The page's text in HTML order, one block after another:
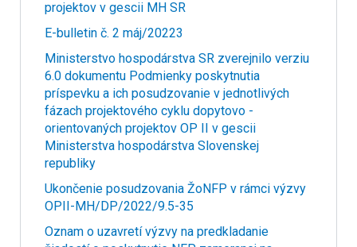
projektov v gescii MH SR
E-bulletin č. 2 máj/20223
Ministerstvo hospodárstva SR zverejnilo verziu
6.0 dokumentu Podmienky poskytnutia
príspevku a ich posudzovanie v jednotlivých
fázach projektového cyklu dopytovo -
orientovaných projektov OP II v gescii
Ministerstva hospodárstva Slovenskej
republiky
Ukončenie posudzovania ŽoNFP v rámci výzvy
OPII-MH/DP/2022/9.5-35
Oznam o uzavretí výzvy na predkladanie